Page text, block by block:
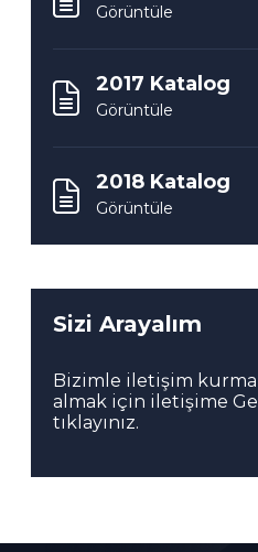
Görüntüle
2017 Katalog
Görüntüle
2018 Katalog
Görüntüle
Sizi Arayalım
Bizimle iletişim
almak için iletişime
tıklayınız.